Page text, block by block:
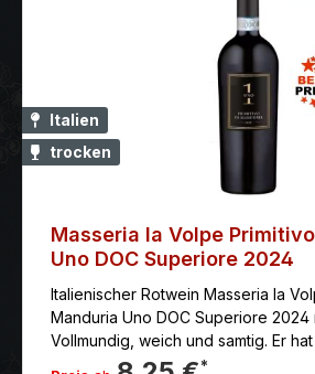
Italien
trocken
Masseria la Volpe
Uno DOC Superiore 2024
Italienischer Rotwein Masseria la
Manduria Uno DOC Superiore 2024
Vollmundig, weich und samtig. Er
Restsüße, was ihn besonders
*